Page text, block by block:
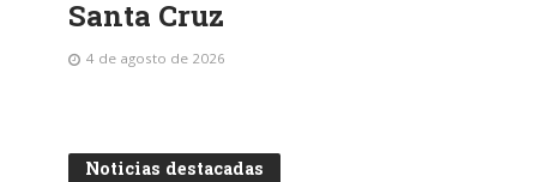
Santa Cruz
4 de agosto de 2026
Noticias destacadas